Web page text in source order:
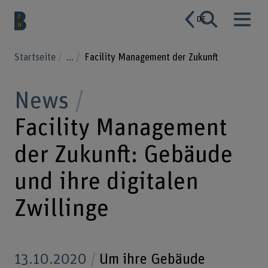
DE
Startseite ... Facility Management der Zukunft
News
Facility Management
der Zukunft: Gebäude
und ihre digitalen
Zwillinge
13.10.2020
Um ihre Gebäude